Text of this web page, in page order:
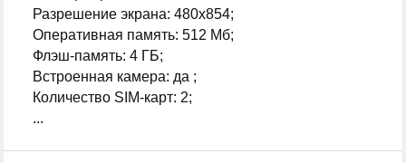
Разрешение экрана: 480x854;
Оперативная память: 512 Мб;
Флэш-память: 4 ГБ;
Встроенная камера: да ;
Количество SIM-карт: 2;
...